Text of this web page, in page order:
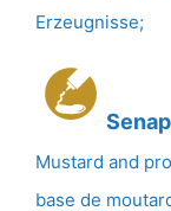
Erzeugnisse;
Mustard and
base de